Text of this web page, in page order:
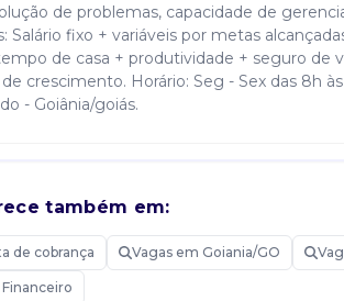
de problemas, capacidade de
Salário fixo + variáveis por metas
de casa + produtividade + seguro de
crescimento. Horário: Seg - Sex das 8h
- Goiânia/goiás.
também em:
de cobrança Vagas em Goiania/GO